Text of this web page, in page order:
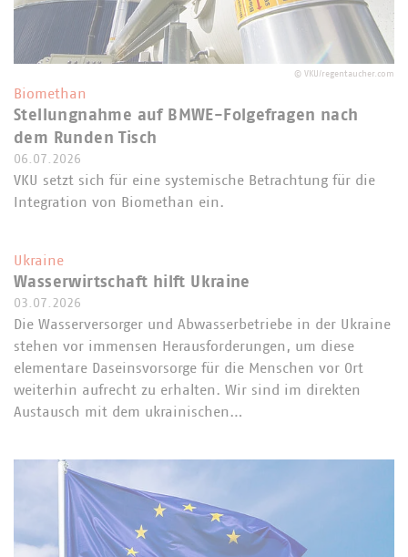
© VKU/regentaucher.com
Biomethan
Stellungnahme auf BMWE-Folgefragen nach
dem Runden Tisch
06.07.2026
VKU setzt sich für eine systemische Betrachtung für die
Integration von Biomethan ein.
Ukraine
Wasserwirtschaft hilft Ukraine
03.07.2026
Die Wasserversorger und Abwasserbetriebe in der Ukraine
stehen vor immensen Herausforderungen, um diese
elementare Daseinsvorsorge für die Menschen vor Ort
weiterhin aufrecht zu erhalten. Wir sind im direkten
Austausch mit dem ukrainischen…